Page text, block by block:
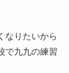
なりたいから
で九九の練習